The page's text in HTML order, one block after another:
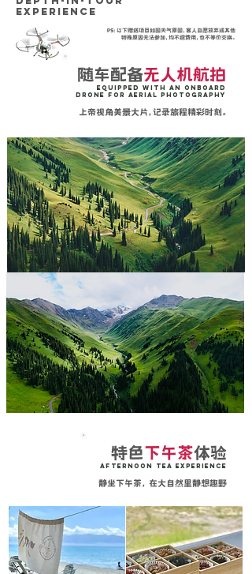
Experience
随车配备无人机航拍
Equipped with an onboard
drone for aerial photography
上帝视角美景大片，记录旅程精彩时刻。
PS：以下赠送项目如因天气原因，客人自愿放弃或其他
特殊原因无法参加，均不退费用，也不等价交换。
特色下午茶体验
afternoon tea experience
静坐下午茶， 在大自然里静想趣野